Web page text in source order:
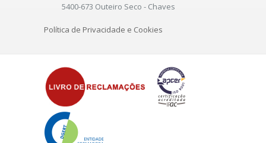
5400-673 Outeiro Seco - Chaves
Política de Privacidade e Cookies